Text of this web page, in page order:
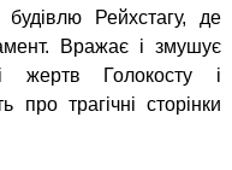
будівлю Рейхстагу, де
Вражає і змушує
жертв Голокосту і
про трагічні сторінки